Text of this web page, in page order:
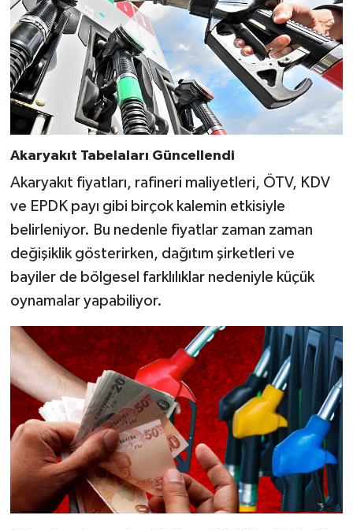
Akaryakıt Tabelaları Güncellendi
Akaryakıt fiyatları, rafineri maliyetleri, ÖTV, KDV
ve EPDK payı gibi birçok kalemin etkisiyle
belirleniyor. Bu nedenle fiyatlar zaman zaman
değişiklik gösterirken, dağıtım şirketleri ve
bayiler de bölgesel farklılıklar nedeniyle küçük
oynamalar yapabiliyor.